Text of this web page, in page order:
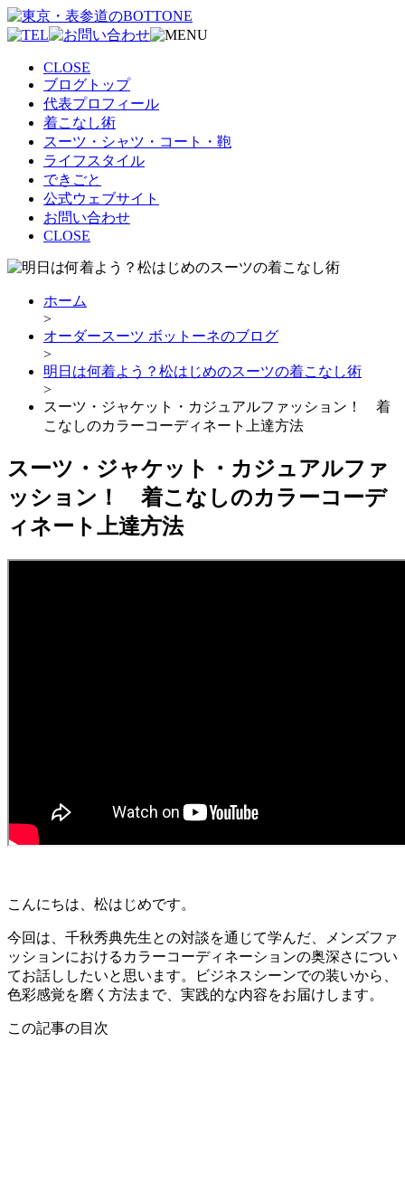
CLOSE
ブログトップ
代表プロフィール
着こなし術
スーツ・シャツ・コート・鞄
ライフスタイル
できごと
公式ウェブサイト
お問い合わせ
CLOSE
ホーム
>
オーダースーツ ボットーネのブログ
>
明日は何着よう？松はじめのスーツの着こなし術
>
スーツ・ジャケット・カジュアルファッション！ 着
こなしのカラーコーディネート上達方法
スーツ・ジャケット・カジュアルファ
ッション！ 着こなしのカラーコーデ
ィネート上達方法
こんにちは、松はじめです。
今回は、千秋秀典先生との対談を通じて学んだ、メンズファ
ッションにおけるカラーコーディネーションの奥深さについ
てお話ししたいと思います。ビジネスシーンでの装いから、
色彩感覚を磨く方法まで、実践的な内容をお届けします。
この記事の目次